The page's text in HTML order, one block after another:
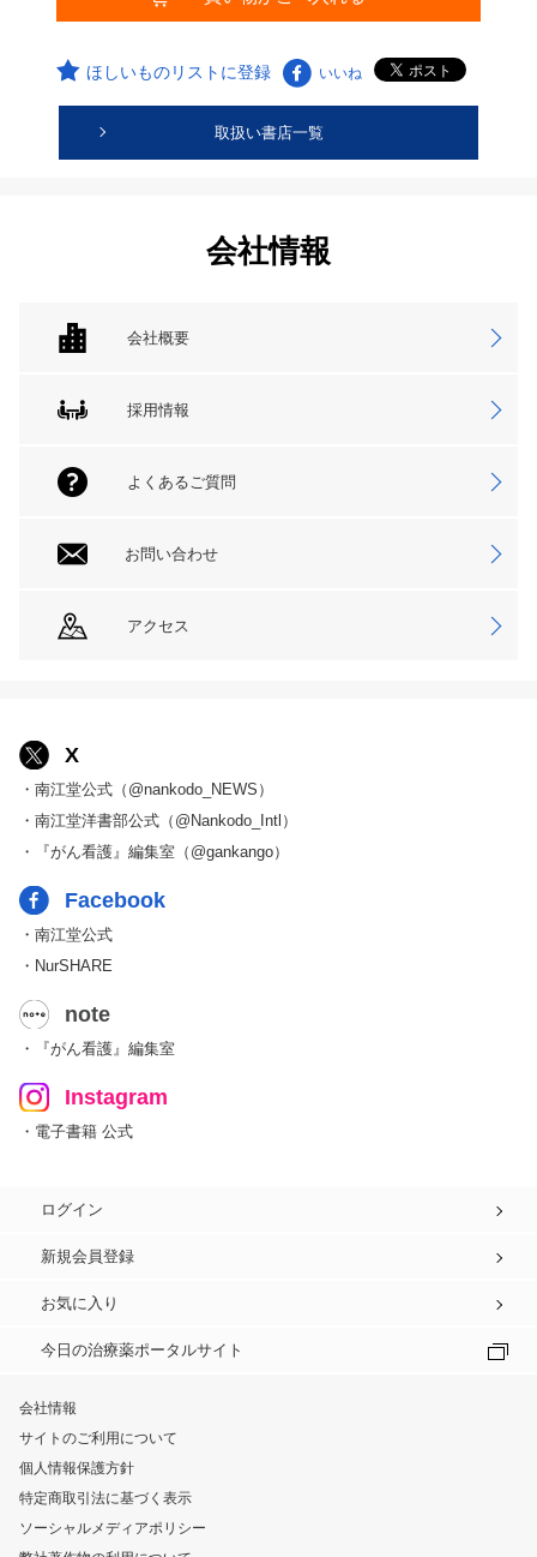
ほしいものリストに登録 いいね
取扱い書店一覧
会社情報
会社概要
採用情報
よくあるご質問
お問い合わせ
アクセス
X
・南江堂公式（@nankodo_NEWS）
・南江堂洋書部公式（@Nankodo_Intl）
・『がん看護』編集室（@gankango）
Facebook
・南江堂公式
・NurSHARE
note
・『がん看護』編集室
Instagram
・電子書籍 公式
ログイン
新規会員登録
お気に入り
今日の治療薬ポータルサイト
会社情報
サイトのご利用について
個人情報保護方針
特定商取引法に基づく表示
ソーシャルメディアポリシー